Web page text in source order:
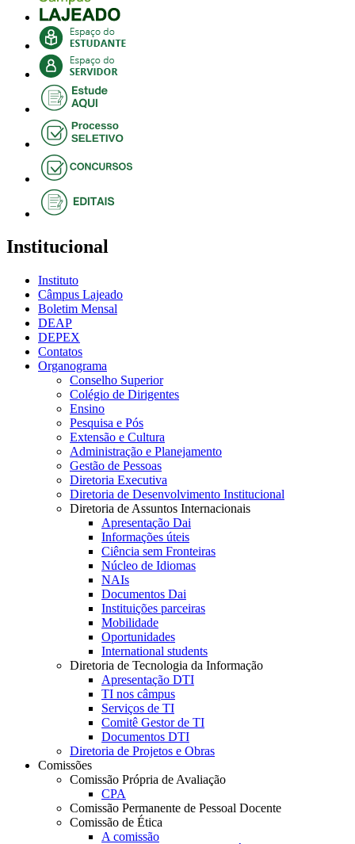
Institucional
Instituto
Câmpus Lajeado
Boletim Mensal
DEAP
DEPEX
Contatos
Organograma
Conselho Superior
Colégio de Dirigentes
Ensino
Pesquisa e Pós
Extensão e Cultura
Administração e Planejamento
Gestão de Pessoas
Diretoria Executiva
Diretoria de Desenvolvimento Institucional
Diretoria de Assuntos Internacionais
Apresentação Dai
Informações úteis
Ciência sem Fronteiras
Núcleo de Idiomas
NAIs
Documentos Dai
Instituições parceiras
Mobilidade
Oportunidades
International students
Diretoria de Tecnologia da Informação
Apresentação DTI
TI nos câmpus
Serviços de TI
Comitê Gestor de TI
Documentos DTI
Diretoria de Projetos e Obras
Comissões
Comissão Própria de Avaliação
CPA
Comissão Permanente de Pessoal Docente
Comissão de Ética
A comissão